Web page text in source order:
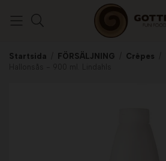
Startsida FÖRSÄLJNING Crêpes